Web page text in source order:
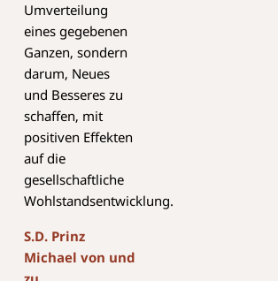
Umverteilung
eines gegebenen
Ganzen, sondern
darum, Neues
und Besseres zu
schaffen, mit
positiven Effekten
auf die
gesellschaftliche
Wohlstandsentwicklung.
S.D. Prinz
Michael von und